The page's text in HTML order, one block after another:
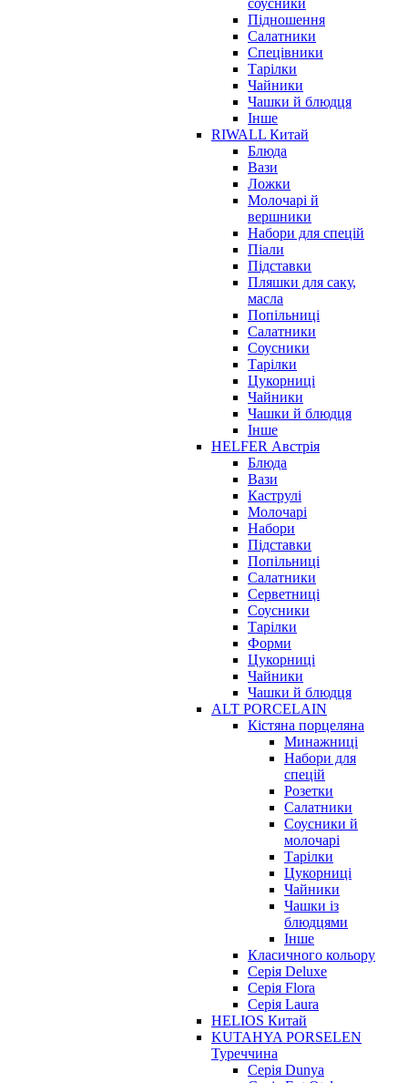
соусники
Підношення
Салатники
Спецівники
Тарілки
Чайники
Чашки й блюдця
Інше
RIWALL Китай
Блюда
Вази
Ложки
Молочарі й
вершники
Набори для спецій
Піали
Підставки
Пляшки для саку,
масла
Попільниці
Салатники
Соусники
Тарілки
Цукорниці
Чайники
Чашки й блюдця
Інше
HELFER Австрія
Блюда
Вази
Каструлі
Молочарі
Набори
Підставки
Попільниці
Салатники
Серветниці
Соусники
Тарілки
Форми
Цукорниці
Чайники
Чашки й блюдця
ALT PORCELAIN
Кістяна порцеляна
Минажниці
Набори для
спецій
Розетки
Салатники
Соусники й
молочарі
Тарілки
Цукорниці
Чайники
Чашки із
блюдцями
Інше
Класичного кольору
Серія Deluxe
Серія Flora
Серія Laura
HELIOS Китай
KUTAHYA PORSELEN
Туреччина
Серія Dunya